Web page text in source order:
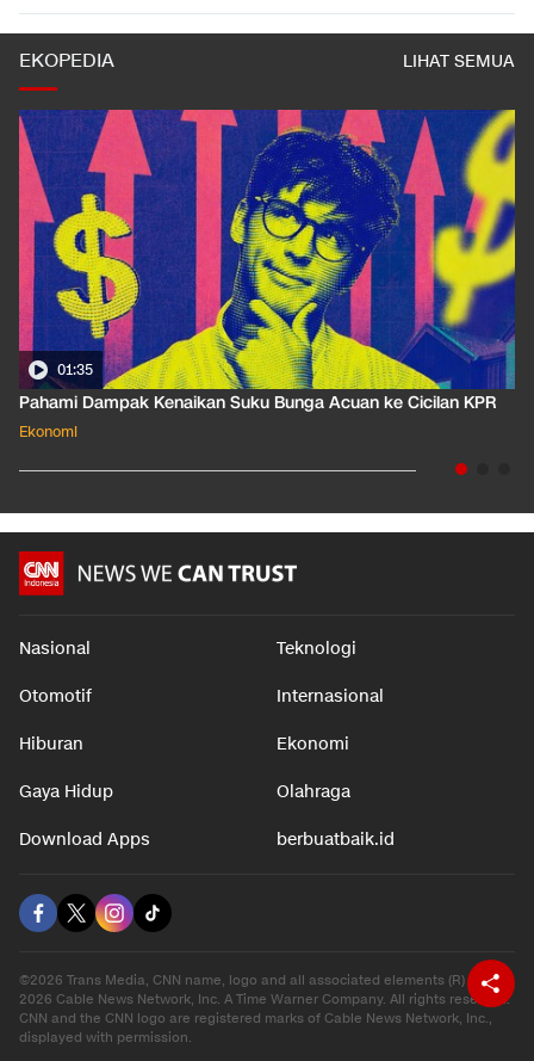
EKOPEDIA LIHAT SEMUA
01:35
Pahami Dampak Kenaikan Suku Bunga Acuan ke Cicilan KPR
Ekonomi
Nasional Teknologi
Otomotif Internasional
Hiburan Ekonomi
Gaya Hidup Olahraga
Download Apps berbuatbaik.id
©2026 Trans Media, CNN name, logo and all associated elements (R) and ©
2026 Cable News Network, Inc. A Time Warner Company. All rights reserved.
CNN and the CNN logo are registered marks of Cable News Network, Inc.,
displayed with permission.